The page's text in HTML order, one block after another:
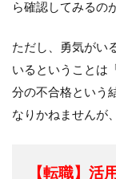
ら確認してみるの
ただし、勇気がい
いるということは
分の不合格という
なりかねませんが
【転職】